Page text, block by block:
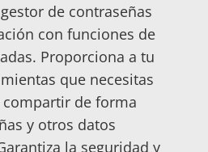
estor de contraseñas
con funciones de
Proporciona a tu
que necesitas
de forma
y otros datos
la seguridad y